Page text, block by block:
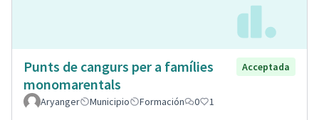
Punts de cangurs per a famílies
monomarentals
Acceptada
Aryanger Municipio Formación 0 1